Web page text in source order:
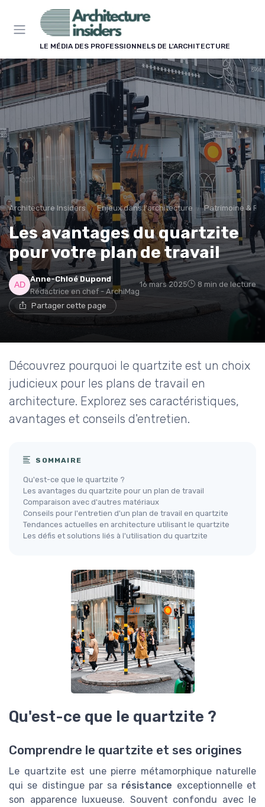
LE MÉDIA DES PROFESSIONNELS DE L'ARCHITECTURE
Architecture Insiders Enjeux dans l'architecture Patrimoine &
Les avantages du quartzite
pour votre plan de travail
Anne-Chloé Dupond
Rédactrice en chef - ArchiMag
16 mars 2025 8 min de lecture
Partager cette page
Découvrez pourquoi le quartzite est un choix
judicieux pour les plans de travail en
architecture. Explorez ses caractéristiques,
avantages et conseils d'entretien.
SOMMAIRE
Qu'est-ce que le quartzite ?
Les avantages du quartzite pour un plan de travail
Comparaison avec d'autres matériaux
Conseils pour l'entretien d'un plan de travail en quartzite
Tendances actuelles en architecture utilisant le quartzite
Les défis et solutions liés à l'utilisation du quartzite
Qu'est-ce que le quartzite ?
Comprendre le quartzite et ses origines
Le quartzite est une pierre métamorphique naturelle
qui se distingue par sa résistance exceptionnelle et
son apparence luxueuse. Souvent confondu avec le
Panneau de gestion des cookies